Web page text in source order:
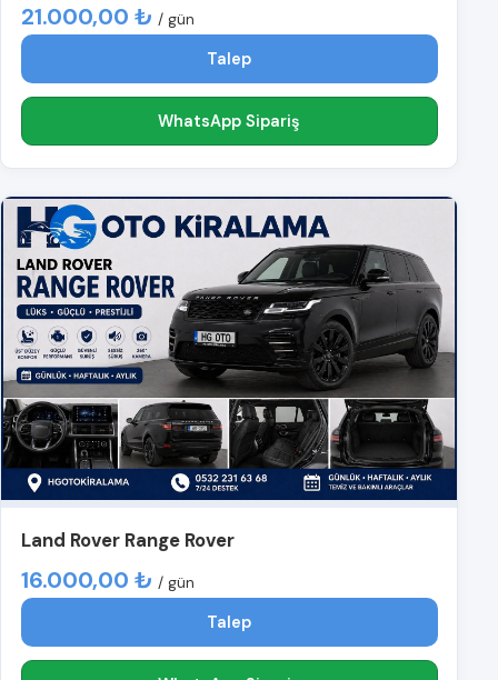
21.000,00 ₺ / gün
Talep
WhatsApp Sipariş
Land Rover Range Rover
16.000,00 ₺ / gün
Talep